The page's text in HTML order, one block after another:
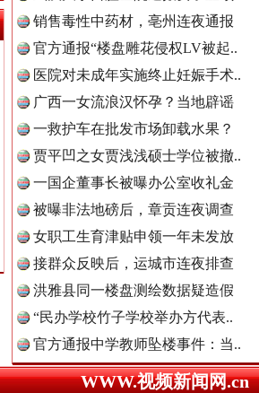
医院对未成年实施终止妊娠手术..
广西一女流浪汉怀孕？当地辟谣
一救护车在批发市场卸载水果？
贾平凹之女贾浅浅硕士学位被撤..
一国企董事长被曝办公室收礼金
被曝非法地磅后，章贡连夜调查
女职工生育津贴申领一年未发放
接群众反映后，运城市连夜排查
洪雅县同一楼盘测绘数据疑造假
“民办学校竹子学校举办方代表..
官方通报中学教师坠楼事件：当..
市监总局开通打假清源举报渠道
男子献血10年要求免诊查费遭拒
襄阳一村干部超占地建五层楼房
WWW.视频新闻网.cn